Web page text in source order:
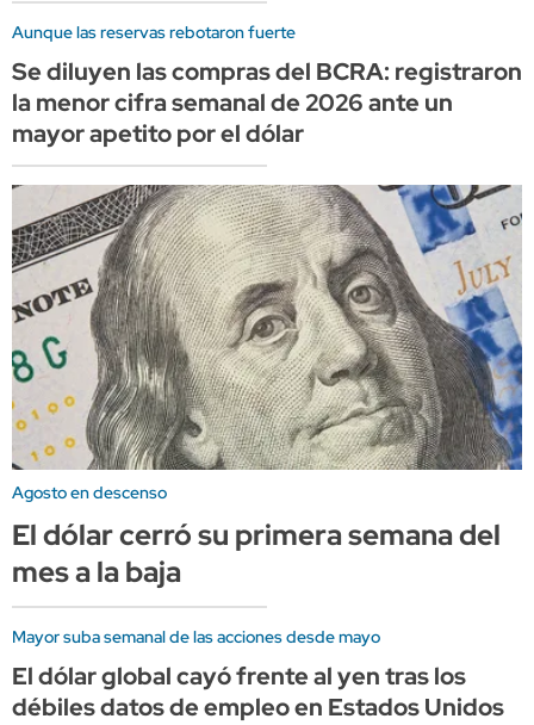
Aunque las reservas rebotaron fuerte
Se diluyen las compras del BCRA: registraron
la menor cifra semanal de 2026 ante un
mayor apetito por el dólar
Agosto en descenso
El dólar cerró su primera semana del
mes a la baja
Mayor suba semanal de las acciones desde mayo
El dólar global cayó frente al yen tras los
débiles datos de empleo en Estados Unidos